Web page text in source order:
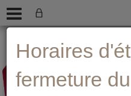
menu
contenu
recherche
Horaires
fermeture